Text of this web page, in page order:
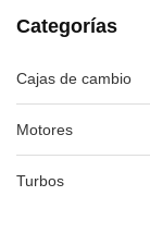
Categorías
Cajas de cambio
Motores
Turbos